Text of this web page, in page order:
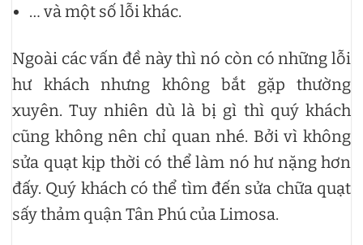
… và một số lỗi khác.
Ngoài các vấn đề này thì nó còn có những lỗi
hư khách nhưng không bắt gặp thường
xuyên. Tuy nhiên dù là bị gì thì quý khách
cũng không nên chỉ quan nhé. Bởi vì không
sửa quạt kịp thời có thể làm nó hư nặng hơn
đấy. Quý khách có thể tìm đến sửa chữa quạt
sấy thảm quận Tân Phú của Limosa.